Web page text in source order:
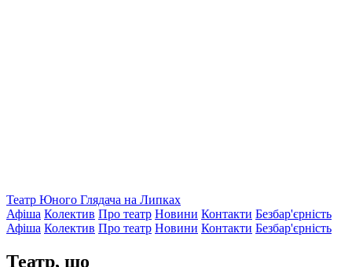
Театр Юного Глядача на Липках
Афіша Колектив Про театр Новини Контакти Безбар'єрність
Афіша Колектив Про театр Новини Контакти Безбар'єрність
Театр, що